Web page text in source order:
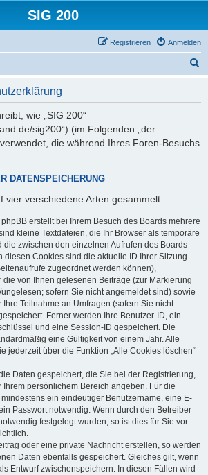
SIG 200
Anmelden
Registrieren
wie „SIG 200“
sig200“) (im Folgenden „der
die während Ihres Foren-Besuchs
DATENSPEICHERUNG
vier verschiedene Arten gesammelt:
erstellt bei Ihrem Besuch des Boards mehrere
kleine Textdateien, die Ihr Browser als temporäre
die zwischen den einzelnen Aufrufen des Boards
diesen Cookies sind die aktuelle ID Ihrer Sitzung
zugeordnet werden können),
die von Ihnen gelesenen Beiträge (zur Markierung
sofern Sie nicht angemeldet sind) sowie
Ihre Teilnahme an Umfragen (sofern Sie nicht
Ferner werden Ihre Benutzer-ID, ein
und eine Session-ID gespeichert. Die
eine Gültigkeit von einem Jahr. Alle
jederzeit über die Funktion „Alle Cookies löschen“
Daten gespeichert, die Sie bei der Registrierung,
Ihrem persönlichem Bereich angeben. Für die
ein eindeutiger Benutzername, eine E-
Passwort notwendig. Wenn durch den Betreiber
festgelegt wurden, so ist dies für Sie vor
oder eine private Nachricht erstellen, so werden
Daten ebenfalls gespeichert. Gleiches gilt, wenn
Entwurf zwischenspeichern. In diesen Fällen wird